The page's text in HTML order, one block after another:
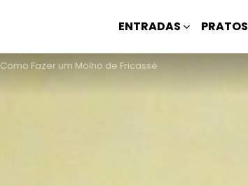
ENTRADAS PRATOS
Como Fazer um Molho de Fricassé